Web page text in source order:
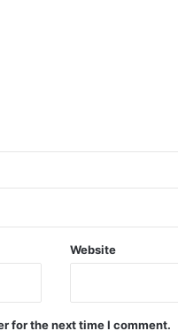
Website
for the next time I comment.